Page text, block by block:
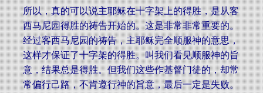
所以，真的可以说主耶稣在十字架上的得胜，是从客
西马尼园得胜的祷告开始的。这是非常非常重要的。
经过客西马尼园的祷告，主耶稣完全顺服神的意思，
这样才保证了十字架的得胜。叫我们看见顺服神的旨
意，结果总是得胜。但我们这些作基督门徒的，却常
常偏行己路，不肯遵行神的旨意，最后一定是失败。